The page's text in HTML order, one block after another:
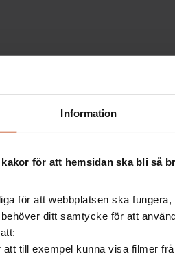
Information
för att hemsidan ska bli så
för att webbplatsen ska
ditt samtycke för att
till exempel kunna visa filmer